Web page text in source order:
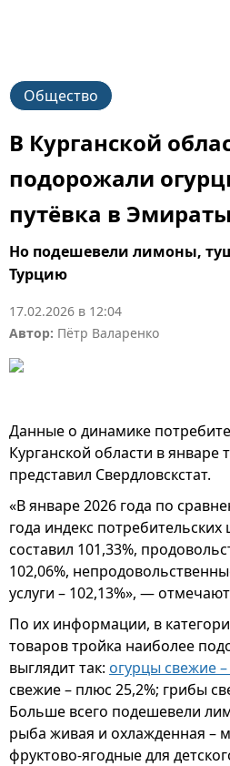
Общество
В Курганской
подорожали
путёвка в Эмираты
Но подешевели лимоны,
Турцию
17.02.2026 в 12:04
Автор: Пётр Валаренко
Данные о динамике
Курганской области в январе
представил Свердловскстат.
«В январе 2026 года по
года индекс потребительских
составил 101,33%,
102,06%,
услуги – 102,13%», —
По их информации, в
товаров тройка наиболее
выглядит так: огурцы свежие
свежие – плюс 25,2%; грибы
Больше всего подешевели
рыба живая и охлажденная –
фруктово-ягодные для